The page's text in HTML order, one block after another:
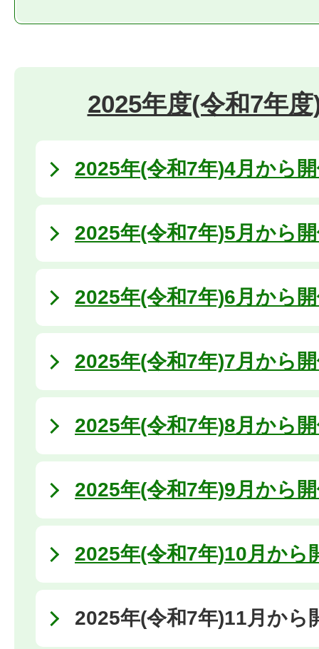
2025年度(令和7年
2025年(令和7年)4月から
2025年(令和7年)5月から
2025年(令和7年)6月から
2025年(令和7年)7月から
2025年(令和7年)8月から
2025年(令和7年)9月から
2025年(令和7年)10月から
2025年(令和7年)11月から